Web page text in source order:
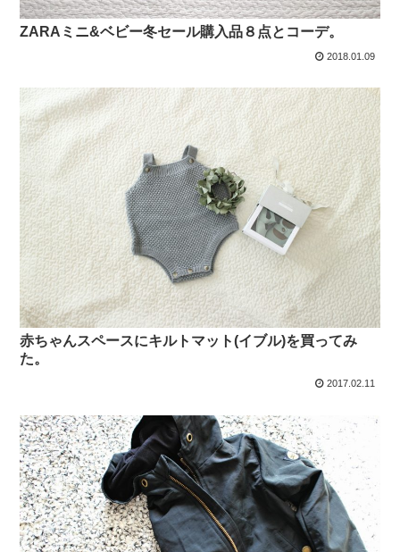
ZARAミニ&ベビー冬セール購入品８点とコーデ。
2018.01.09
赤ちゃんスペースにキルトマット(イブル)を買ってみ
た。
2017.02.11